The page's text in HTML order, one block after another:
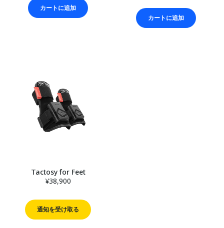
カートに追加
カートに追加
Tactosy for Feet
¥38,900
通知を受け取る